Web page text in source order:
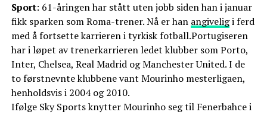
Sport: 61-åringen har stått uten jobb siden han i januar
fikk sparken som Roma-trener. Nå er han angiveligi ferd
med å fortsette karrieren i tyrkisk fotball.Portugiseren
har i løpet av trenerkarrieren ledet klubber som Porto,
Inter, Chelsea, Real Madrid og Manchester United. I de
to førstnevnte klubbene vant Mourinho mesterligaen,
henholdsvis i 2004 og 2010.
Ifølge Sky Sports knytter Mourinho seg til Fenerbahce i